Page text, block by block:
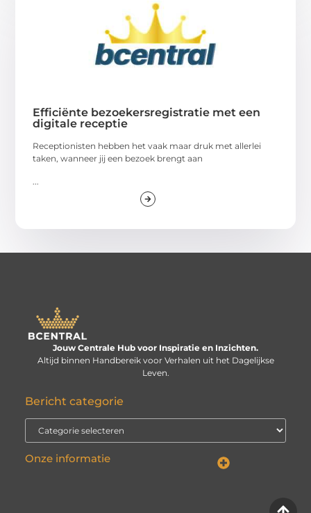
Efficiënte bezoekersregistratie met een
digitale receptie
Receptionisten hebben het vaak maar druk met allerlei
taken, wanneer jij een bezoek brengt aan
Jouw Centrale Hub voor Inspiratie en Inzichten.
Altijd binnen Handbereik voor Verhalen uit het Dagelijkse
Leven.
Bericht categorie
Onze informatie